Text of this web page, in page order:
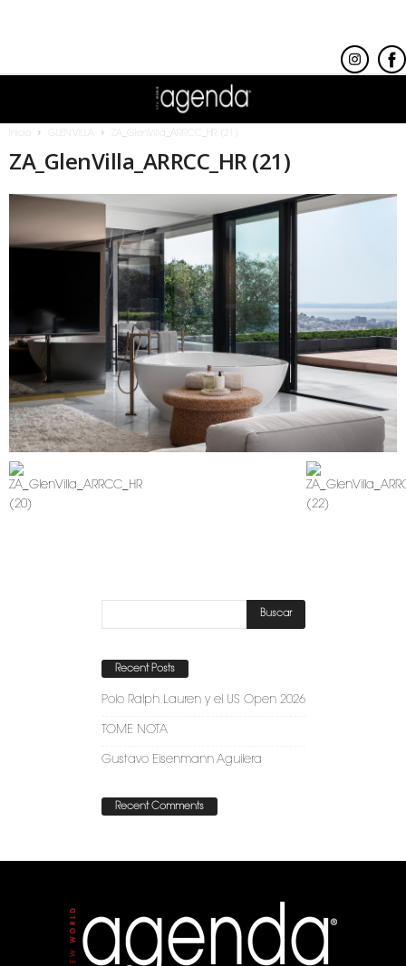
GLEN VILLA ZA_GlenVilla_ARRCC_HR (21)
ZA_GlenVilla_ARRCC_HR (21)
Recent Posts
Polo Ralph Lauren y el US Open 2026
TOME NOTA
Gustavo Eisenmann Aguilera
Recent Comments